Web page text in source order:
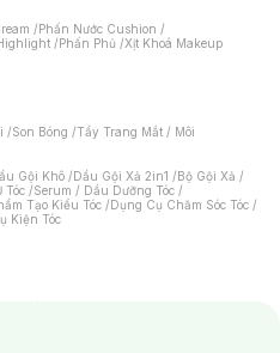
/Phấn Nước Cushion /
/Phấn Phủ /Xịt Khoá Makeup
/Son Bóng /Tẩy Trang Mắt / Môi
Gội Khô /Dầu Gội Xả 2in1 /Bộ Gội Xả /
Tóc /Serum / Dầu Dưỡng Tóc /
Tạo Kiểu Tóc /Dụng Cụ Chăm Sóc Tóc /
Kiện Tóc